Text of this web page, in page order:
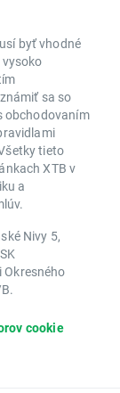
byť vhodné
sa so
obchodovaním
tieto
XTB v
a
Nivy 5,
cookie